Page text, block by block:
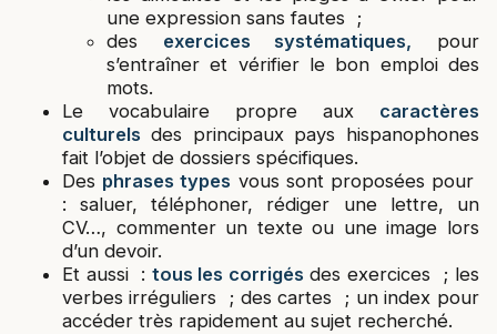
une expression sans fautes ;
des exercices systématiques, pour
s’entraîner et vérifier le bon emploi des
mots.
Le vocabulaire propre aux caractères
culturels des principaux pays hispanophones
fait l’objet de dossiers spécifiques.
Des phrases types vous sont proposées pour
: saluer, téléphoner, rédiger une lettre, un
CV…, commenter un texte ou une image lors
d’un devoir.
Et aussi : tous les corrigés des exercices ; les
verbes irréguliers ; des cartes ; un index pour
accéder très rapidement au sujet recherché.